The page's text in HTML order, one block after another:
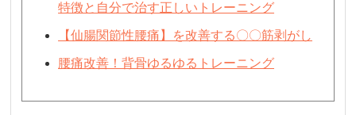
特徴と自分で治す正しいトレーニング
【仙腸関節性腰痛】を改善する〇〇筋剥がし
腰痛改善！背骨ゆるゆるトレーニング